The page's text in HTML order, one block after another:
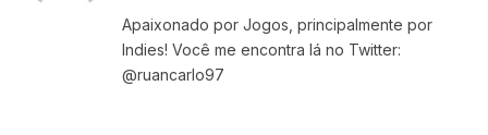
Apaixonado por Jogos, principalmente por
Indies! Você me encontra lá no Twitter:
@ruancarlo97